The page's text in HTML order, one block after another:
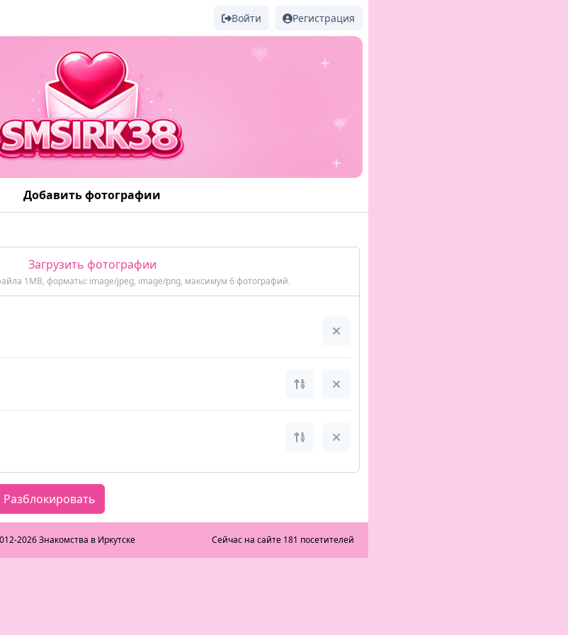
Войти Регистрация
Добавить фотографии
Загрузить фотографии
1MB, форматы: image/jpeg, image/png, максимум 6 фотографий.
Разблокировать
2026 Знакомства в Иркутске Сейчас на сайте 181 посетителей